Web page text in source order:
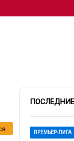
ПРЕМЬЕР-ЛИГА